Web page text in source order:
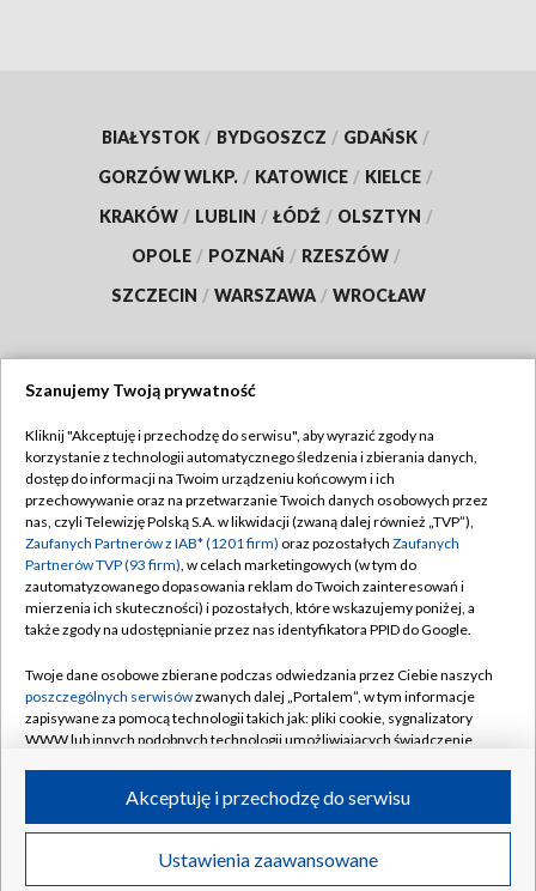
BIAŁYSTOK / BYDGOSZCZ / GDAŃSK /
GORZÓW WLKP. / KATOWICE / KIELCE /
KRAKÓW / LUBLIN / ŁÓDŹ / OLSZTYN /
OPOLE / POZNAŃ / RZESZÓW /
SZCZECIN / WARSZAWA / WROCŁAW
TVP
Abonament TVP
Emisja w TVP
Centrum informacji TVP
Naziemna Telewizja Cyfrowa
Rada Programowa
System NOS
Informacje o nadawcy
Program dla prasy
Ogłoszenie przetargowe
Regulamin TVP
Polityka prywatności
Moje zgody
Pomoc
Kontakt
Kanały
©2026 Telewizja Polska S.A. w likwidacji
Szanujemy Twoją prywatność
Kliknij "Akceptuję i przechodzę do serwisu", aby wyrazić zgody na
korzystanie z technologii automatycznego śledzenia i zbierania danych,
dostęp do informacji na Twoim urządzeniu końcowym i ich
przechowywanie oraz na przetwarzanie Twoich danych osobowych przez
nas, czyli Telewizję Polską S.A. w likwidacji (zwaną dalej również „TVP”),
Zaufanych Partnerów z IAB* (1201 firm) oraz pozostałych Zaufanych
Partnerów TVP (93 firm), w celach marketingowych (w tym do
zautomatyzowanego dopasowania reklam do Twoich zainteresowań i
mierzenia ich skuteczności) i pozostałych, które wskazujemy poniżej, a
także zgody na udostępnianie przez nas identyfikatora PPID do Google.
Twoje dane osobowe zbierane podczas odwiedzania przez Ciebie naszych
poszczególnych serwisówzwanych dalej „Portalem”, w tym informacje
zapisywane za pomocą technologii takich jak: pliki cookie, sygnalizatory
WWW lub innych podobnych technologii umożliwiających świadczenie
ruchu w Internecie.
Twoje dane osobowe zbierane podczas odwiedzania przez Ciebie
poszczególnych serwisówna Portalu, takie jak adresy IP, identyfikatory
Ustawienia zaawansowane
Akceptuję i przechodzę do serwisu